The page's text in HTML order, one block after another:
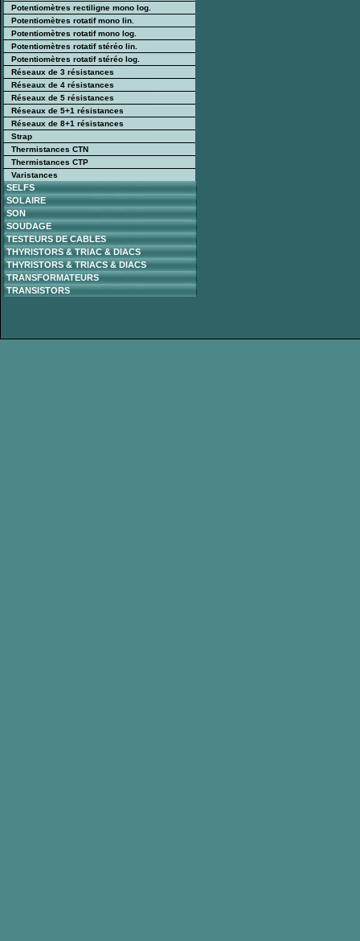
Potentiomètres rectiligne mono log.
Potentiomètres rotatif mono lin.
Potentiomètres rotatif mono log.
Potentiomètres rotatif stéréo lin.
Potentiomètres rotatif stéréo log.
Réseaux de 3 résistances
Réseaux de 4 résistances
Réseaux de 5 résistances
Réseaux de 5+1 résistances
Réseaux de 8+1 résistances
Strap
Thermistances CTN
Thermistances CTP
Varistances
SELFS
SOLAIRE
SON
SOUDAGE
TESTEURS DE CABLES
THYRISTORS & TRIAC & DIACS
THYRISTORS & TRIACS & DIACS
TRANSFORMATEURS
TRANSISTORS